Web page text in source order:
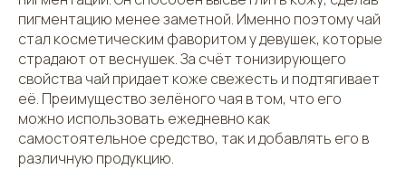
пигментацию менее заметной. Именно поэтому чай
стал косметическим фаворитом у девушек, которые
страдают от веснушек. За счёт тонизирующего
свойства чай придает коже свежесть и подтягивает
её. Преимущество зелёного чая в том, что его
можно использовать ежедневно как
самостоятельное средство, так и добавлять его в
различную продукцию.